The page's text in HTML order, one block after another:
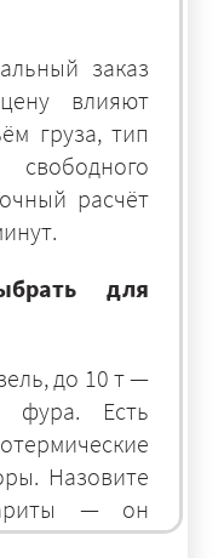
заказ
влияют
груза, тип
расчёт
для
до 10 т —
Есть
Назовите
— он